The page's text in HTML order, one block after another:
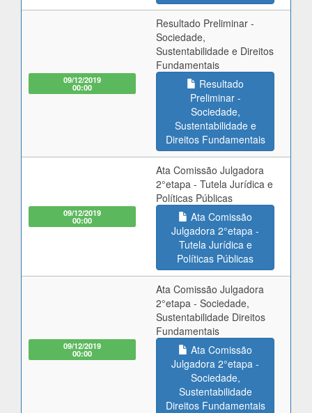
09/12/2019
00:00
Resultado Preliminar -
Sociedade,
Sustentabilidade e Direitos
Fundamentais
Resultado
Preliminar -
Sociedade,
Sustentabilidade e
Direitos Fundamentais
09/12/2019
00:00
Ata Comissão Julgadora
2°etapa - Tutela Jurídica e
Políticas Públicas
Ata Comissão
Julgadora 2°etapa -
Tutela Jurídica e
Políticas Públicas
09/12/2019
00:00
Ata Comissão Julgadora
2°etapa - Sociedade,
Sustentabilidade Direitos
Fundamentais
Ata Comissão
Julgadora 2°etapa -
Sociedade,
Sustentabilidade
Direitos Fundamentais